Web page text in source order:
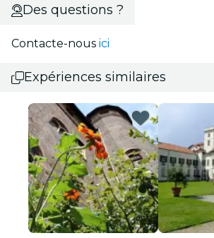
Des questions ?
Contacte-nous ici
Expériences similaires